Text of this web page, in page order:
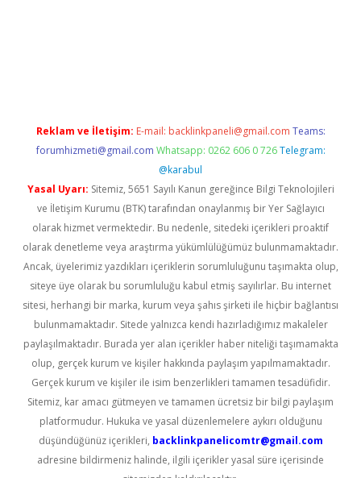
Reklam ve İletişim: E-mail: backlinkpaneli@gmail.com Teams:
forumhizmeti@gmail.com Whatsapp: 0262 606 0 726 Telegram:
@karabul
Yasal Uyarı: Sitemiz, 5651 Sayılı Kanun gereğince Bilgi Teknolojileri
ve İletişim Kurumu (BTK) tarafından onaylanmış bir Yer Sağlayıcı
olarak hizmet vermektedir. Bu nedenle, sitedeki içerikleri proaktif
olarak denetleme veya araştırma yükümlülüğümüz bulunmamaktadır.
Ancak, üyelerimiz yazdıkları içeriklerin sorumluluğunu taşımakta olup,
siteye üye olarak bu sorumluluğu kabul etmiş sayılırlar. Bu internet
sitesi, herhangi bir marka, kurum veya şahıs şirketi ile hiçbir bağlantısı
bulunmamaktadır. Sitede yalnızca kendi hazırladığımız makaleler
paylaşılmaktadır. Burada yer alan içerikler haber niteliği taşımamakta
olup, gerçek kurum ve kişiler hakkında paylaşım yapılmamaktadır.
Gerçek kurum ve kişiler ile isim benzerlikleri tamamen tesadüfidir.
Sitemiz, kar amacı gütmeyen ve tamamen ücretsiz bir bilgi paylaşım
platformudur. Hukuka ve yasal düzenlemelere aykırı olduğunu
düşündüğünüz içerikleri, backlinkpanelicomtr@gmail.com
adresine bildirmeniz halinde, ilgili içerikler yasal süre içerisinde